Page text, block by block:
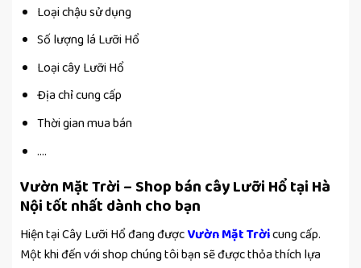
Loại chậu sử dụng
Số lượng lá Lưỡi Hổ
Loại cây Lưỡi Hổ
Địa chỉ cung cấp
Thời gian mua bán
….
Vườn Mặt Trời – Shop bán cây Lưỡi Hổ tại Hà
Nội tốt nhất dành cho bạn
Hiện tại Cây Lưỡi Hổ đang đượcVườn Mặt Trờicung cấp.
Một khi đến với shop chúng tôi bạn sẽ được thỏa thích lựa